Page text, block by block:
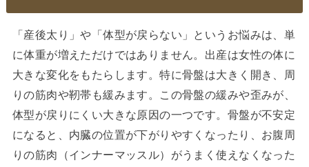
「産後太り」や「体型が戻らない」というお悩みは、単
に体重が増えただけではありません。出産は女性の体に
大きな変化をもたらします。特に骨盤は大きく開き、周
りの筋肉や靭帯も緩みます。この骨盤の緩みや歪みが、
体型が戻りにくい大きな原因の一つです。骨盤が不安定
になると、内臓の位置が下がりやすくなったり、お腹周
りの筋肉（インナーマッスル）がうまく使えなくなった